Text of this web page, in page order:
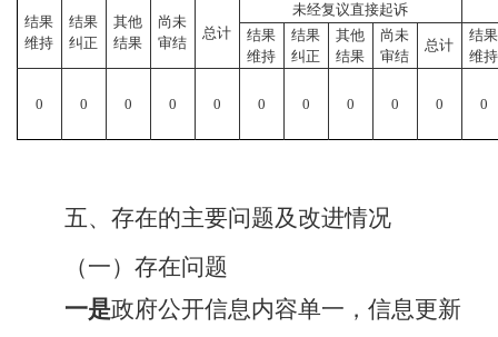
结果
维持
结果
纠正
其他
结果
尚未
审结
总计
未经复议直接起诉
结果
维持
结果
纠正
其他
结果
尚未
审结
总计
结果
维持
0 0 0 0 0 0 0 0 0 0 0
五、存在的主要问题及改进情况
（一）存在问题
一是政府公开信息内容单一，信息更新